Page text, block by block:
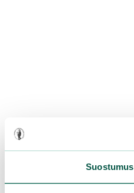
Suostumus